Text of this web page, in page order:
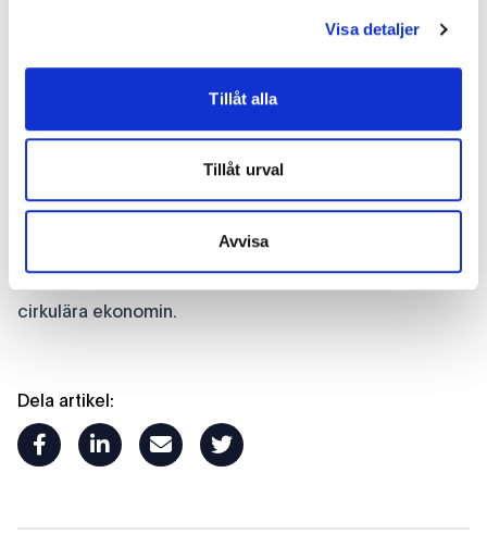
Visa detaljer
Tillåt alla
Tillåt urval
Avvisa
inte kan köpa återtillverkat, men då kan de åtminstone
sälja av den utrustning som inte längre används. Ett
annat sätt är att använda sig av serviceavtal på IT där
man hyr utrustningen under en begränsad period. Då
kan ju utrustningen cirkuleras med er för att sedan
cirkulära ekonomin.
Dela artikel:
facebooklinkedinmail twitter